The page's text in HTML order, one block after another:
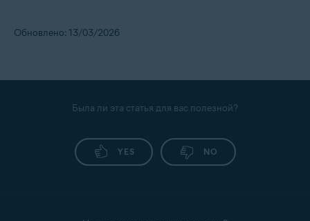
Обновлено: 13/03/2026
Была ли эта статья для вас полезной?
YES NO